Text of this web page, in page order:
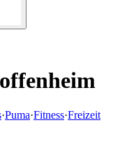
·Puma·Fitness·Freizeit